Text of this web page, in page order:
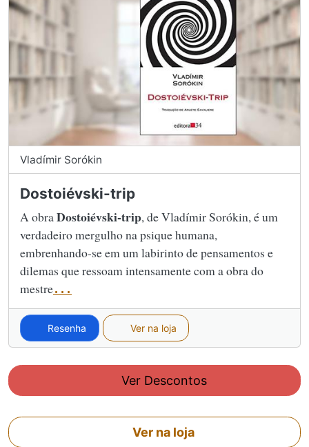
Vladímir Sorókin
Dostoiévski-trip
A obraDostoiévski-trip, de Vladímir Sorókin, é um
verdadeiro mergulho na psique humana,
embrenhando-se em um labirinto de pensamentos e
dilemas que ressoam intensamente com a obra do
mestre...
Resenha Ver na loja
Ver Descontos
Ver na loja